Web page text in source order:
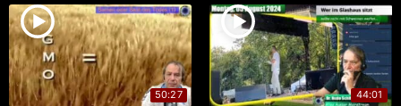
50:27 44:01